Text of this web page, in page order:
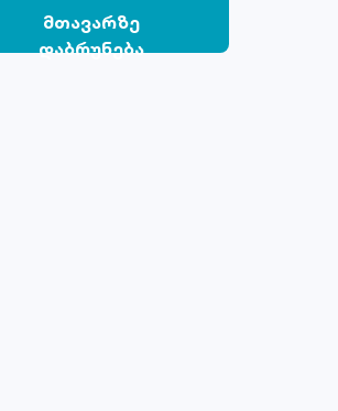
მთავარზე
დაბრუნება